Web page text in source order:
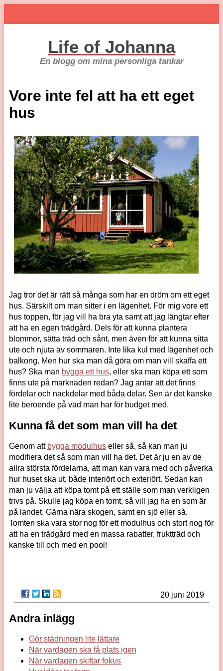
Life of Johanna
En blogg om mina personliga tankar
Vore inte fel att ha ett eget
hus
Jag tror det är rätt så många som har en dröm om ett eget
hus. Särskilt om man sitter i en lägenhet. För mig vore ett
hus toppen, för jag vill ha bra yta samt att jag längtar efter
att ha en egen trädgård. Dels för att kunna plantera
blommor, sätta träd och sånt, men även för att kunna sitta
ute och njuta av sommaren. Inte lika kul med lägenhet och
balkong. Men hur ska man då göra om man vill skaffa ett
hus? Ska man bygga ett hus, eller ska man köpa ett som
finns ute på marknaden redan? Jag antar att det finns
fördelar och nackdelar med båda delar. Sen är det kanske
lite beroende på vad man har för budget med.
Kunna få det som man vill ha det
Genom att bygga modulhus eller så, så kan man ju
modifiera det så som man vill ha det. Det är ju en av de
allra största fördelarna, att man kan vara med och påverka
hur huset ska ut, både interiört och exteriört. Sedan kan
man ju välja att köpa tomt på ett ställe som man verkligen
trivs på. Skulle jag köpa en tomt, så vill jag ha en som är
på landet. Gärna nära skogen, samt en sjö eller så.
Tomten ska vara stor nog för ett modulhus och stort nog för
att ha en trädgård med en massa rabatter, fruktträd och
kanske till och med en pool!
20 juni 2019
Andra inlägg
Gör städningen lite lättare
När vardagen ska få plats igen
När vardagen skiftar fokus